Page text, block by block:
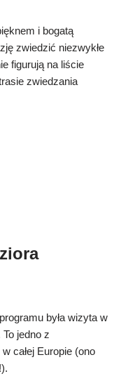
i bogatą
zwiedzić niezwykłe
figurują na liście
zwiedzania
była wizyta w
To jedno z
całej Europie (ono